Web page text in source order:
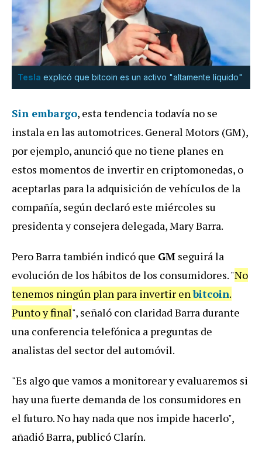
Tesla explicó que bitcoin es un activo "altamente líquido"
Sin embargo, esta tendencia todavía no se
instala en las automotrices. General Motors (GM),
por ejemplo, anunció que no tiene planes en
estos momentos de invertir en criptomonedas, o
aceptarlas para la adquisición de vehículos de la
compañía, según declaró este miércoles su
presidenta y consejera delegada, Mary Barra.
Pero Barra también indicó que GM seguirá la
evolución de los hábitos de los consumidores. "No
tenemos ningún plan para invertir enbitcoin.
Punto y final", señaló con claridad Barra durante
una conferencia telefónica a preguntas de
analistas del sector del automóvil.
"Es algo que vamos a monitorear y evaluaremos si
hay una fuerte demanda de los consumidores en
el futuro. No hay nada que nos impide hacerlo",
añadió Barra, publicó Clarín.